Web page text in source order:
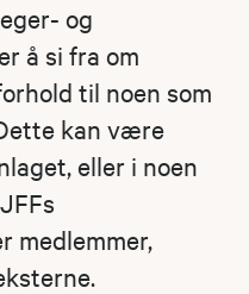
og
å si fra om
til noen som
kan være
eller i noen
medlemmer,